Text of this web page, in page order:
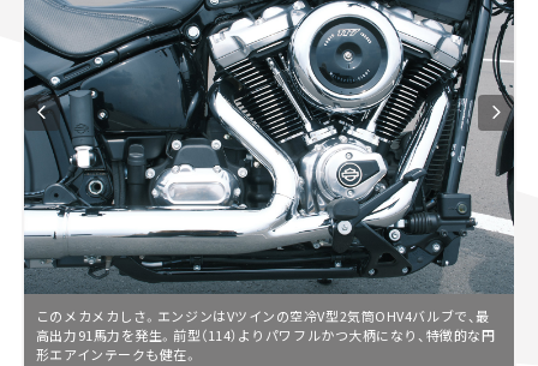
このメカメカしさ。エンジンはVツインの空冷V型2気筒OHV4バルブで、最
高出力91馬力を発生。前型（114）よりパワフルかつ大柄になり、特徴的な円
形エアインテークも健在。